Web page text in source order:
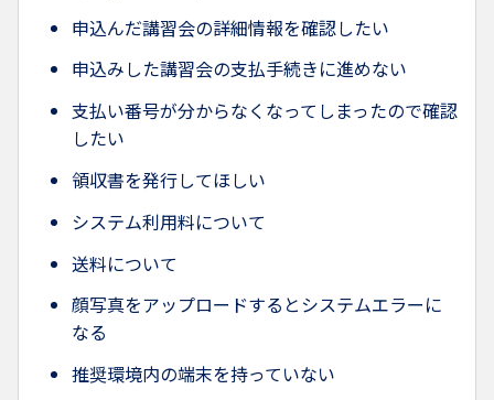
申込んだ講習会の詳細情報を確認したい
申込みした講習会の支払手続きに進めない
支払い番号が分からなくなってしまったので確認
したい
領収書を発行してほしい
システム利用料について
送料について
顔写真をアップロードするとシステムエラーに
なる
推奨環境内の端末を持っていない